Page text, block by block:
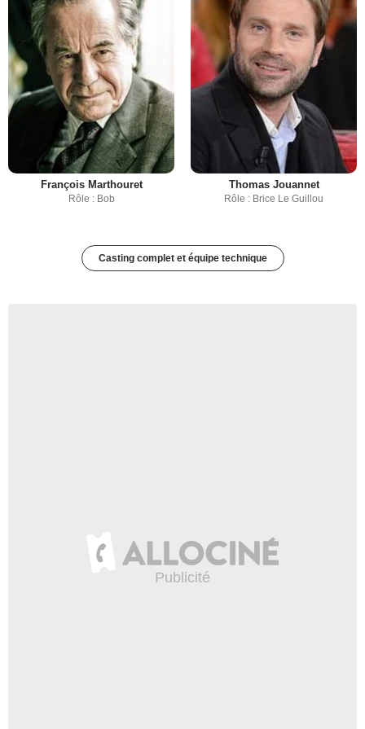
François Marthouret
Rôle : Bob
Thomas Jouannet
Rôle : Brice Le Guillou
Casting complet et équipe technique